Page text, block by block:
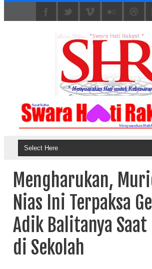
Mengharukan,
Nias Ini Terpaksa
Adik Balitanya
di Sekolah